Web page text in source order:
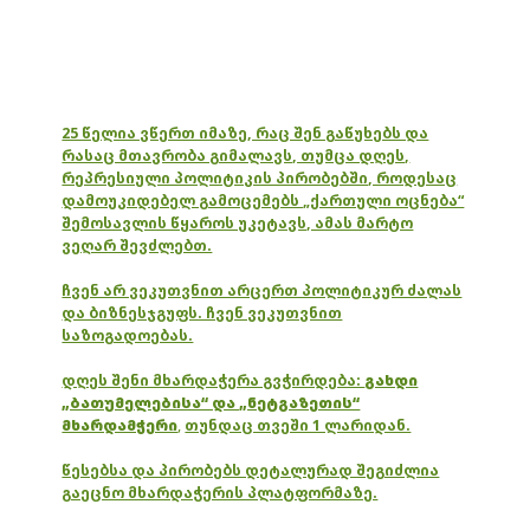
25 წელია ვწერთ იმაზე, რაც შენ გაწუხებს და
რასაც მთავრობა გიმალავს, თუმცა დღეს,
რეპრესიული პოლიტიკის პირობებში, როდესაც
დამოუკიდებელ გამოცემებს „ქართული ოცნება“
შემოსავლის წყაროს უკეტავს, ამას მარტო
ვეღარ შევძლებთ.
ჩვენ არ ვეკუთვნით არცერთ პოლიტიკურ ძალას
და ბიზნესჯგუფს. ჩვენ ვეკუთვნით
საზოგადოებას.
დღეს შენი მხარდაჭერა გვჭირდება: გახდი
„ბათუმელებისა“ და „ნეტგაზეთის“
მხარდამჭერი, თუნდაც თვეში 1 ლარიდან.
წესებსა და პირობებს დეტალურად შეგიძლია
გაეცნო მხარდაჭერის პლატფორმაზე.